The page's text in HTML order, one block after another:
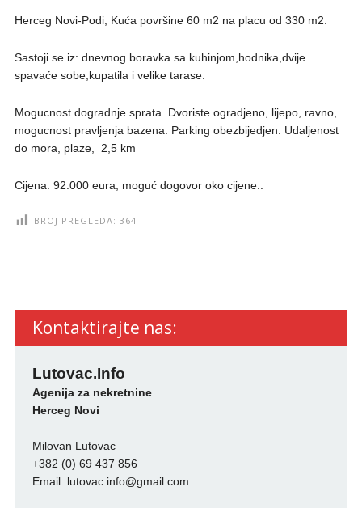
Herceg Novi-Podi, Kuća površine 60 m2 na placu od 330 m2.
Sastoji se iz: dnevnog boravka sa kuhinjom,hodnika,dvije
spavaće sobe,kupatila i velike tarase.
Mogucnost dogradnje sprata. Dvoriste ogradjeno, lijepo, ravno,
mogucnost pravljenja bazena. Parking obezbijedjen. Udaljenost
do mora, plaze, 2,5 km
Cijena: 92.000 eura, moguć dogovor oko cijene..
BROJ PREGLEDA: 364
Kontaktirajte nas:
Lutovac.Info
Agenija za nekretnine
Herceg Novi
Milovan Lutovac
+382 (0) 69 437 856
Email: lutovac.info@gmail.com